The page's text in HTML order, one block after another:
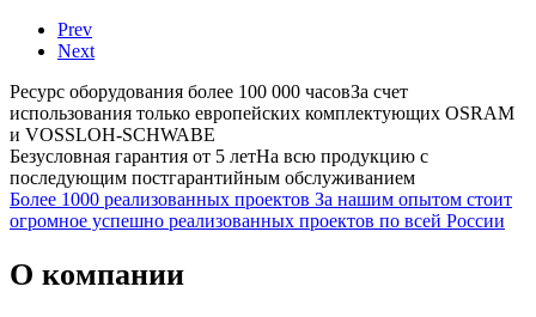
Prev
Next
Ресурс оборудования более 100 000 часовЗа счет
использования только европейских комплектующих OSRAM
и VOSSLOH-SCHWABE
Безусловная гарантия от 5 летНа всю продукцию с
последующим постгарантийным обслуживанием
Более 1000 реализованных проектов За нашим опытом стоит
огромное успешно реализованных проектов по всей России
О компании